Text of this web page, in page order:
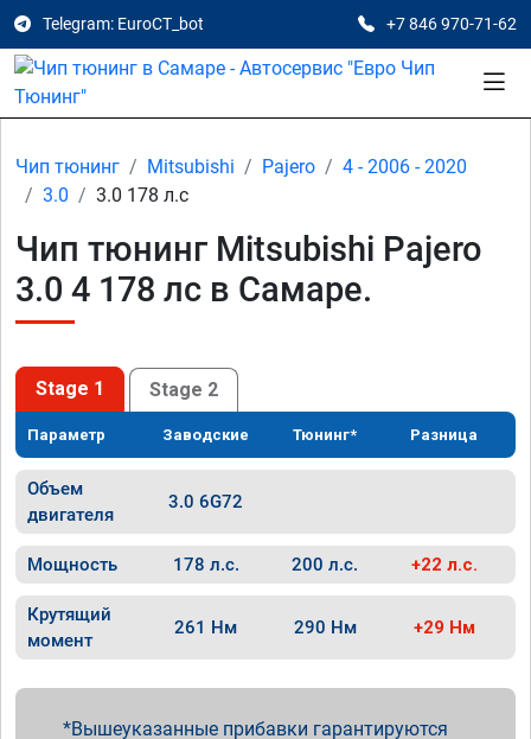
Telegram: EuroCT_bot +7 846 970-71-62
Чип тюнинг Mitsubishi Pajero
4 - 2006 - 2020
3.0
3.0 178 л.с
Чип тюнинг Mitsubishi Pajero
3.0 4 178 лс в Самаре.
Stage 1 Stage 2
Параметр Заводские Тюнинг* Разница
Объем
двигателя
3.0 6G72
Мощность 178 л.с. 200 л.с. +22 л.с.
Крутящий
момент
261 Нм 290 Нм +29 Нм
Вышеуказанные прибавки гарантируются